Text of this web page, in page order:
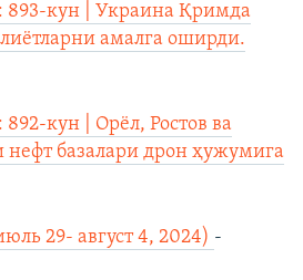
893-кун | Украина Қримда
амалга оширди.
кун | Орёл, Ростов ва
нефт базалари дрон ҳужумига
29- август 4, 2024) -